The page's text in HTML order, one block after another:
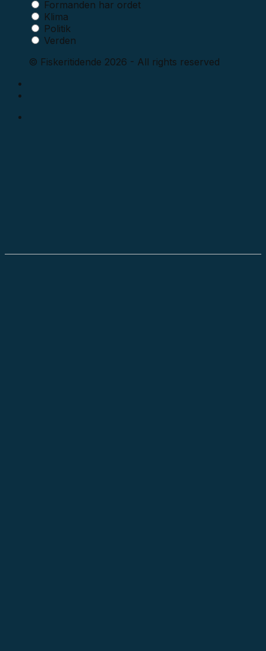
Formanden har ordet
Klima
Politik
Verden
© Fiskeritidende 2026 - All rights reserved